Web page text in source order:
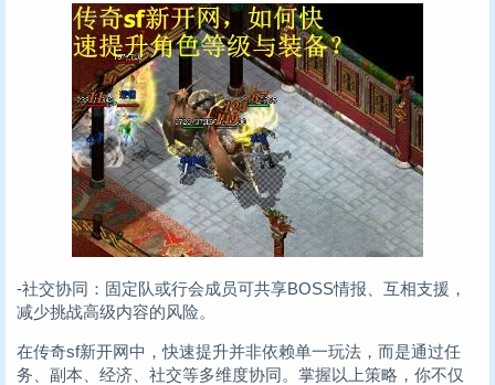
-社交协同：固定队或行会成员可共享BOSS情报、互相支援，
减少挑战高级内容的风险。
在传奇sf新开网中，快速提升并非依赖单一玩法，而是通过任
务、副本、经济、社交等多维度协同。掌握以上策略，你不仅